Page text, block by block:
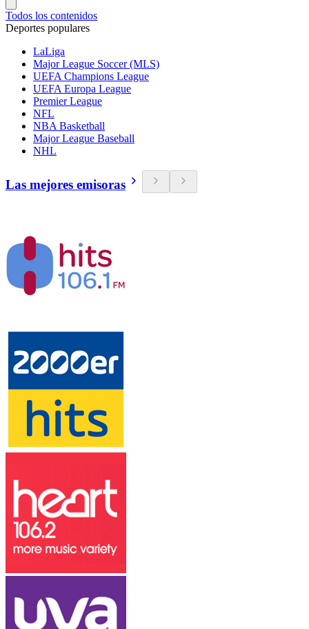
Todos los contenidos
Deportes populares
LaLiga
Major League Soccer (MLS)
UEFA Champions League
UEFA Europa League
Premier League
NFL
NBA Basketball
Major League Baseball
NHL
Las mejores emisoras